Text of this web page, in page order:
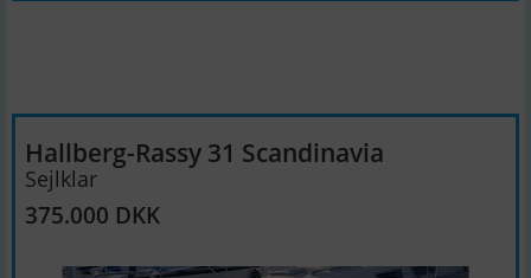
Hallberg-Rassy 31 Scandinavia
Sejlklar
375.000 DKK